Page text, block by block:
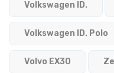
Volkswagen ID.
Volkswagen ID. Polo
Volvo EX30